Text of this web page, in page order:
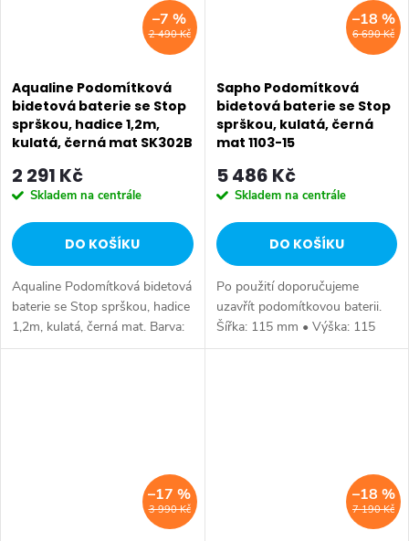
2 490 Kč
–7 %
Aqualine Podomítková
bidetová baterie se Stop
sprškou, hadice 1,2m,
kulatá, černá mat SK302B
2 291 Kč
Skladem na centrále
DO KOŠÍKU
Aqualine Podomítková bidetová
baterie se Stop sprškou, hadice
1,2m, kulatá, černá mat. Barva:
Černá mat • Materiál: Mosaz •
6 690 Kč
–18 %
Sapho Podomítková
bidetová baterie se Stop
sprškou, kulatá, černá
mat 1103-15
5 486 Kč
Skladem na centrále
DO KOŠÍKU
Po použití doporučujeme
uzavřít podomítkovou baterii.
Šířka: 115 mm • Výška: 115
mm • Délka: hadice 1200 mm •
3 990 Kč
–17 %
7 190 Kč
–18 %